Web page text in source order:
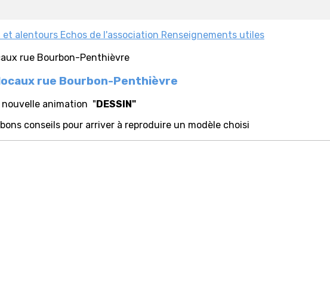
et alentours Echos de l'association Renseignements utiles
rue Bourbon-Penthièvre
animation " DESSIN"
conseils pour arriver à reproduire un modèle choisi